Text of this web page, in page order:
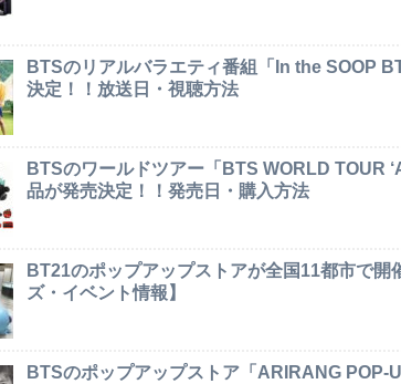
BTSのリアルバラエティ番組「In the SOOP
決定！！放送日・視聴方法
BTSのワールドツアー「BTS WORLD TOUR
品が発売決定！！発売日・購入方法
BT21のポップアップストアが全国11都市で開
ズ・イベント情報】
BTSのポップアップストア「ARIRANG POP-